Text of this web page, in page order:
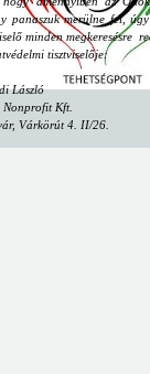
panaszuk merülne fel,
minden megkeresésre
tisztviselője:
Kft.
Várkörút 4. II/26.